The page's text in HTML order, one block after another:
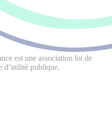
est une association loi de
d’utilité publique.